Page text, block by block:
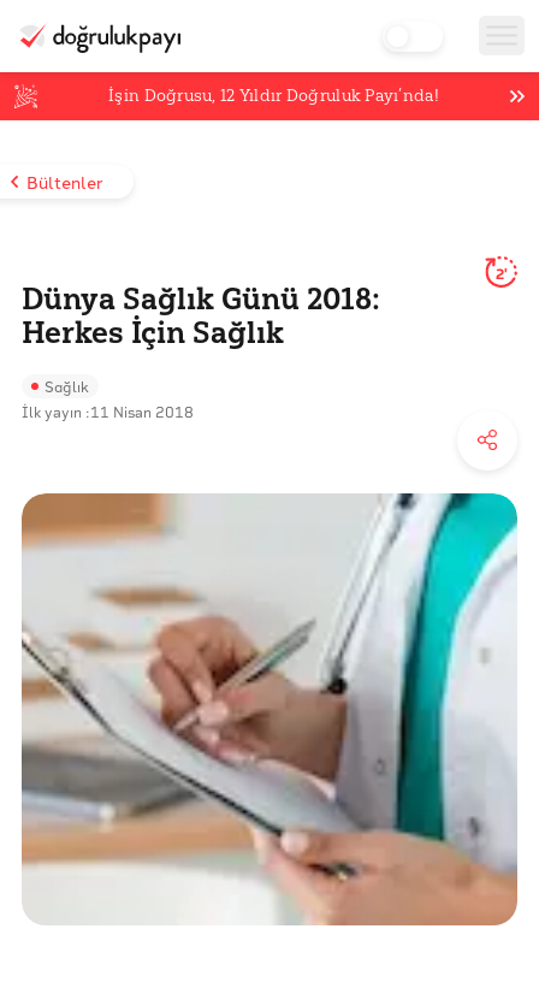
İşin Doğrusu,12 Yıldır Doğruluk Payı’nda!
Bültenler
Dünya Sağlık Günü 2018:
Herkes İçin Sağlık
2'
Sağlık
İlk yayın :11 Nisan 2018